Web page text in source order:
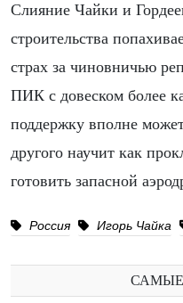
Слияние Чайки и
строительства
страх за чиновничью
ПИК с довеском более
поддержку вполне
другого научит как
готовить запасной
Россия Игорь Чайка